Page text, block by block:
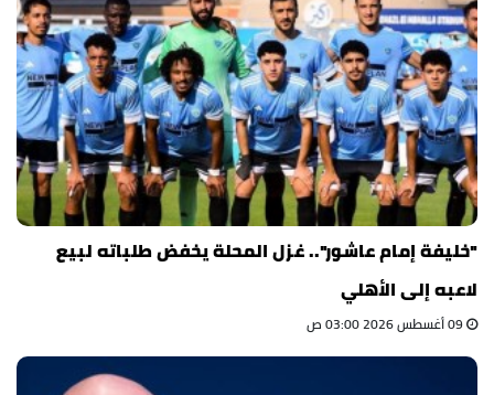
"خليفة إمام عاشور".. غزل المحلة يخفض طلباته لبيع
لاعبه إلى الأهلي